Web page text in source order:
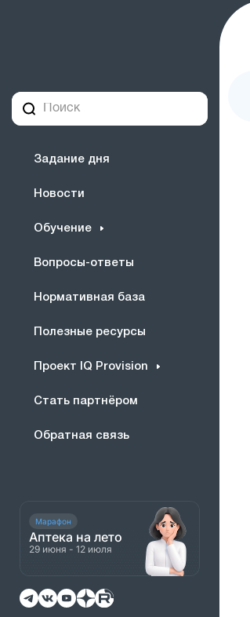
Задание дня
Новости
Обучение
Вопросы-ответы
Нормативная база
Полезные ресурсы
Проект IQ Provision
Стать партнёром
Обратная связь
Марафон
Аптека на лето
29 июня - 12 июля